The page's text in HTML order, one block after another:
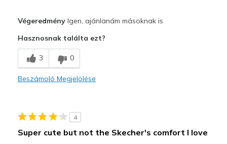
Comfortable
Stylish
Sizing
VégeredményIgen, ajánlanám másoknak is
Hasznosnak találta ezt?
3 0
Beszámoló Megjelölése
4
Super cute but not the Skecher's comfort I love